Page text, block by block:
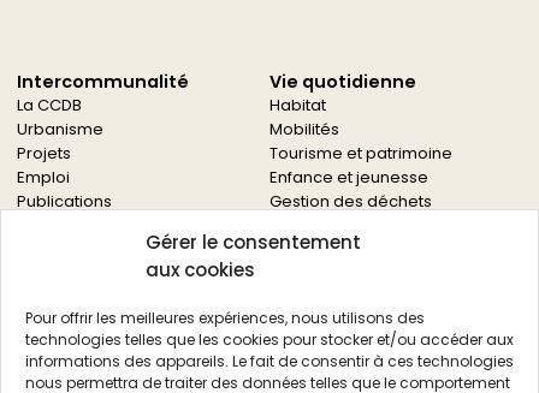
Gérer le consentement
aux cookies
Pour offrir les meilleures expériences, nous utilisons des
technologies telles que les cookies pour stocker et/ou accéder aux
informations des appareils. Le fait de consentir à ces technologies
nous permettra de traiter des données telles que le comportement
Intercommunalité
La CCDB
Urbanisme
Projets
Emploi
Publications
Vie quotidienne
Habitat
Mobilités
Tourisme et patrimoine
Enfance et jeunesse
Gestion des déchets
Culture
Autres services
Économie locale Actualités